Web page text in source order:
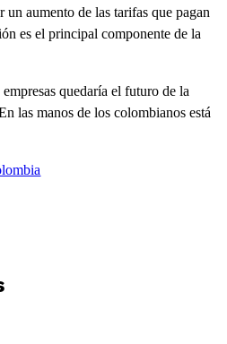
un aumento de las tarifas que pagan
es el principal componente de la
quedaría el futuro de la
las manos de los colombianos está